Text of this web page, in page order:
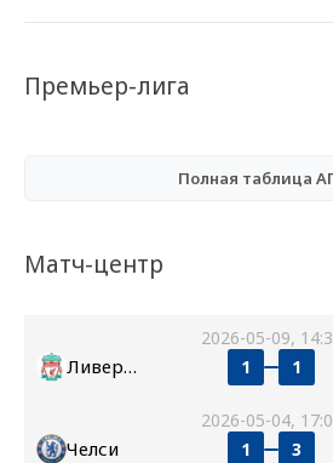
Премьер-лига
Полная таблица
Матч-центр
2026-05-09,
Ливерпуль 1 1
2026-05-04,
Челси 1 3